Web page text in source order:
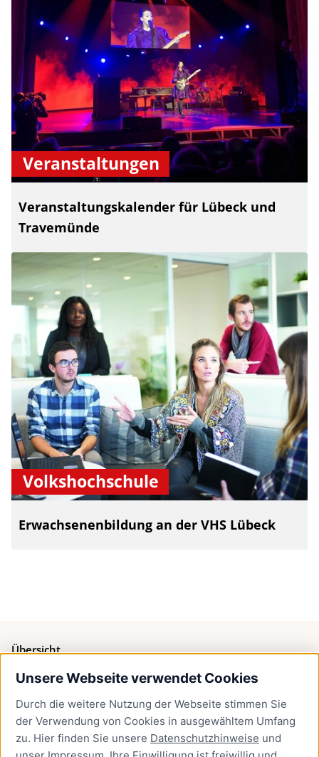
Unsere Webseite verwendet Cookies
Durch die weitere Nutzung der Webseite stimmen Sie
der Verwendung von Cookies in ausgewähltem Umfang
zu. Hier finden Sie unsere Datenschutzhinweise und
Veranstaltungen
Veranstaltungskalender für Lübeck und
Travemünde
Volkshochschule
Erwachsenenbildung an der VHS Lübeck
Übersicht
Bürgerservice
Presse
Newsletter Lübeck:kompakt